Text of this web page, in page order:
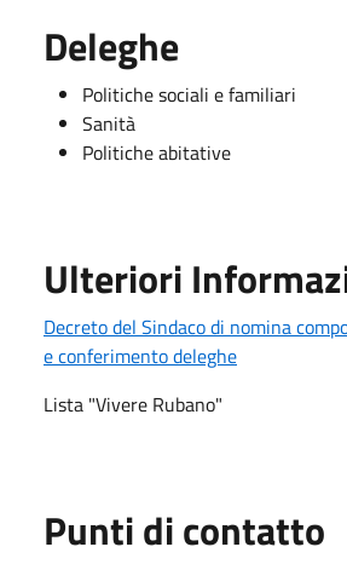
Deleghe
Politiche sociali e familiari
Sanità
Politiche abitative
Ulteriori
Decreto del Sindaco di nomina
e conferimento deleghe
Lista "Vivere Rubano"
Punti di contatto